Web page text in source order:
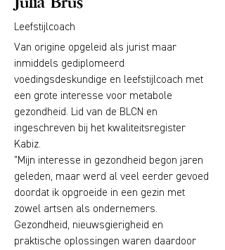
Leefstijlcoach
Van origine opgeleid als jurist maar
inmiddels gediplomeerd
voedingsdeskundige en leefstijlcoach met
een grote interesse voor metabole
gezondheid. Lid van de BLCN en
ingeschreven bij het kwaliteitsregister
Kabiz.
"Mijn interesse in gezondheid begon jaren
geleden, maar werd al veel eerder gevoed
doordat ik opgroeide in een gezin met
zowel artsen als ondernemers.
Gezondheid, nieuwsgierigheid en
praktische oplossingen waren daardoor